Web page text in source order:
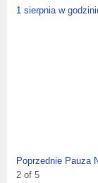
1 sierpnia w
Poprzednie Pauza
2 of 5